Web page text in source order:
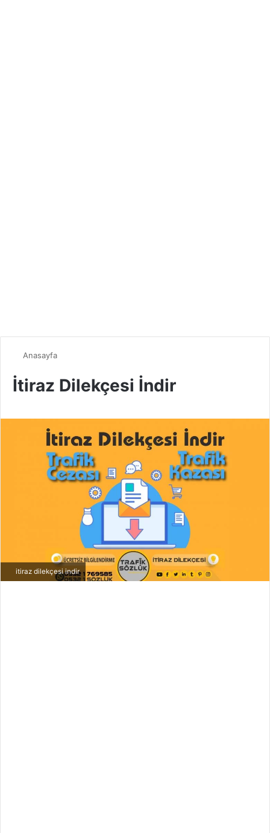
Anasayfa
İtiraz Dilekçesi İndir
itiraz dilekçesi indir